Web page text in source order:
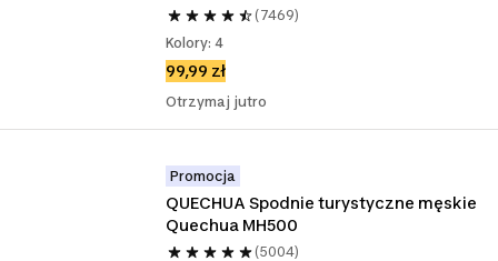
(7469)
Kolory: 4
99,99 zł
Otrzymaj jutro
Promocja
QUECHUA Spodnie turystyczne męskie
(5004)